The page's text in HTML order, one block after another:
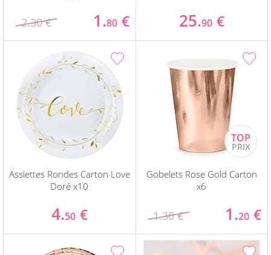
2.30 € 1.80 € 25.90 €
Assiettes Rondes Carton Love
Doré x10
4.50 €
Gobelets Rose Gold Carton
x6
1.30 € 1.20 €